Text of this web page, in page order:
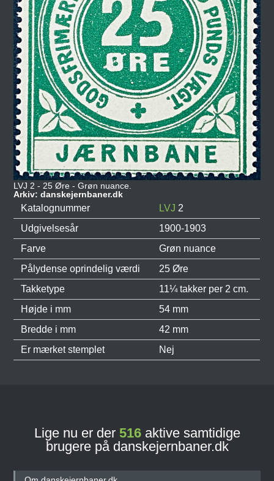
LVJ 2 - 25 Øre - Grøn nuance.
Arkiv: danskejernbaner.dk
Katalognummer LVJ 2
Udgivelsesår
1900-1903
Farve
Grøn nuance
Pålydense oprindelig værdi
25 Øre
Takketype
11¼ takker per 2 cm.
Højde i mm
54 mm
Bredde i mm
42 mm
Er mærket stemplet
Nej
Lige nu er der 516aktive samtidige
brugere på danskejernbaner.dk